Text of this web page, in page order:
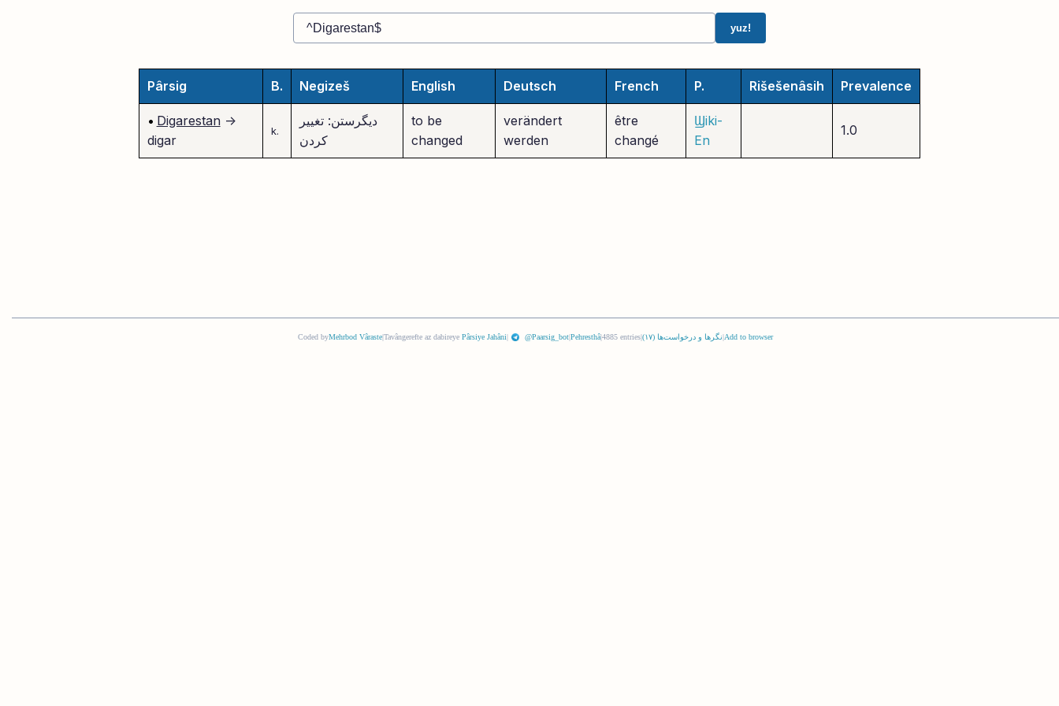
yuz!
Pârsig B. Negizeš English Deutsch French P. Rišešenâsih Prevalence
• Digarestan->
digar
k.
دیگرستن: تغییر
کردن
to be
changed
verändert
werden
être
changé
Ϣiki-
En
1.0
Coded byMehrbod Vâraste|Tavângerefte az dabireye Pârsiye Jahâni| @Paarsig_bot|Pehresthâ|4885 entries| نگرها و درخواست‌ها (١٧) |Add to browser